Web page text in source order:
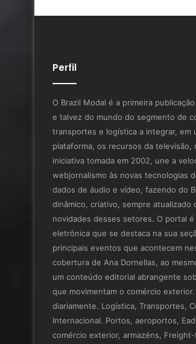
Perfil
O Brazil Modal é a primeira
e talvez do mundo do segmento de
transportes e logística a integrar, em
plataforma, os recursos da
iniciativa tomada em 2002, une a
webjornalismo às novas tecnologias
dados de áudio e vídeo, fazendo do
dinâmico, criativo, sempre atualizado
novidades desses setores. O portal
eletrônica que se destaca na sua
principais eventos que acontecem
cobertura de Ana Dornellas, ao
um conteúdo editorial abrangente
que movimentam o comércio exterior.
diariamente. Logística, Transportes,
Internacional. Portos, aeroportos,
comércio exterior, armazéns,